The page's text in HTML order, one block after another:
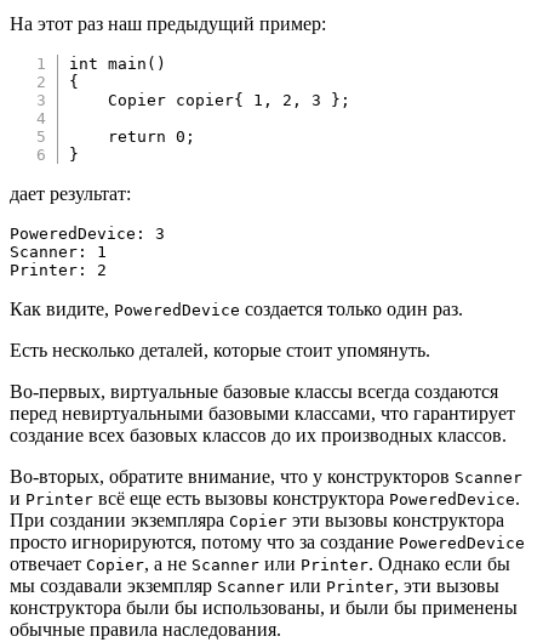
На этот раз наш предыдущий пример:
int main ( )
{
    Copier copier
{ 1 , 2 , 3 } ;
return
0 ;
}
дает результат:
PoweredDevice: 3
Scanner: 1
Printer: 2
Как видите, PoweredDevice создается только один раз.
Есть несколько деталей, которые стоит упомянуть.
Во-первых, виртуальные базовые классы всегда создаются
перед невиртуальными базовыми классами, что гарантирует
создание всех базовых классов до их производных классов.
Во-вторых, обратите внимание, что у конструкторов Scanner
и Printer всё еще есть вызовы конструктора PoweredDevice.
При создании экземпляра Copier эти вызовы конструктора
просто игнорируются, потому что за создание PoweredDevice
отвечает Copier, а не Scanner или Printer. Однако если бы
мы создавали экземпляр Scanner или Printer, эти вызовы
конструктора были бы использованы, и были бы применены
обычные правила наследования.